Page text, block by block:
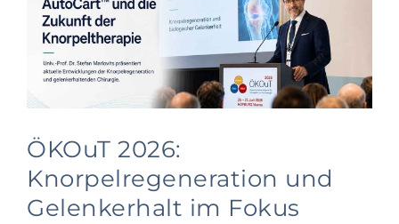
Knorpel News
Über uns
Kontakt
Suche
nach:
ÖKOuT 2026:
Knorpelregeneration und
Gelenkerhalt im Fokus